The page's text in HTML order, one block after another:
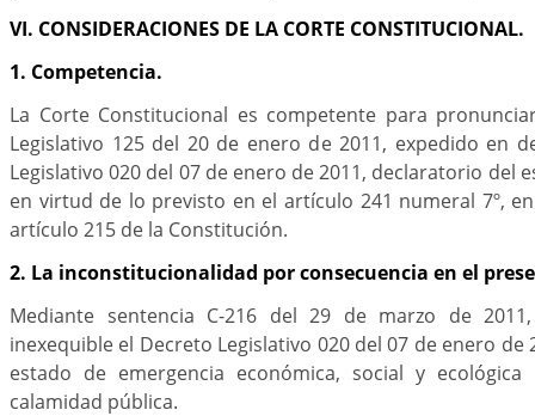
VI. CONSIDERACIONES DE LA CORTE CONSTITUCIONAL.
1. Competencia.
La Corte Constitucional es competente para
Legislativo 125 del 20 de enero de 2011, expedido en
Legislativo 020 del 07 de enero de 2011, declaratorio del
en virtud de lo previsto en el artículo 241 numeral 7º,
artículo 215 de la Constitución.
2. La inconstitucionalidad por consecuencia en el
Mediante sentencia C-216 del 29 de marzo de
inexequible el Decreto Legislativo 020 del 07 de enero
estado de emergencia económica, social y
calamidad pública.